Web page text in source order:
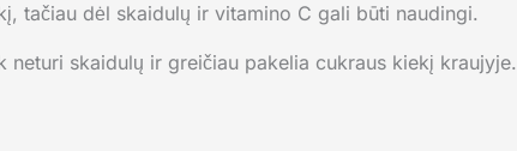
tačiau dėl skaidulų ir vitamino C gali būti naudingi.
skaidulų ir greičiau pakelia cukraus kiekį kraujyje.